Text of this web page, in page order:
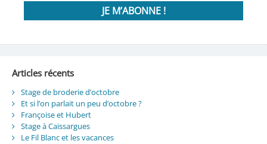
Articles récents
Stage de broderie d’octobre
Et si l’on parlait un peu d’octobre ?
Françoise et Hubert
Stage à Caissargues
Le Fil Blanc et les vacances